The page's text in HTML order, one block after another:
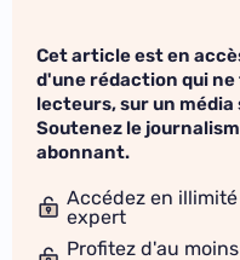
Cet article est en
d'une rédaction qui
lecteurs, sur un
Soutenez le
abonnant.
Accédez en
expert
Profitez d'au